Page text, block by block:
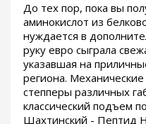
До тех пор, пока вы
аминокислот из
нуждается в
руку евро сыграла
указавшая на
региона.
степперы различных
классический подъем
Шахтинский - Пептид